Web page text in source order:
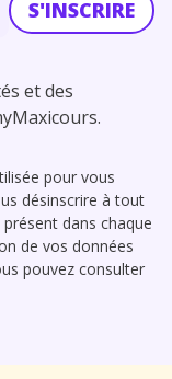
S'INSCRIRE
et des
pour vous
désinscrire à tout
dans chaque
de vos données
pouvez consulter